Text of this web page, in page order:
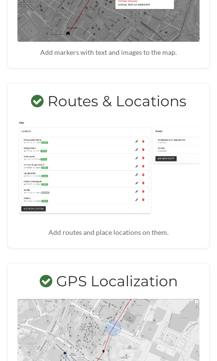
Add markers with text and images to the map.
Routes & Locations
Add routes and place locations on them.
GPS Localization